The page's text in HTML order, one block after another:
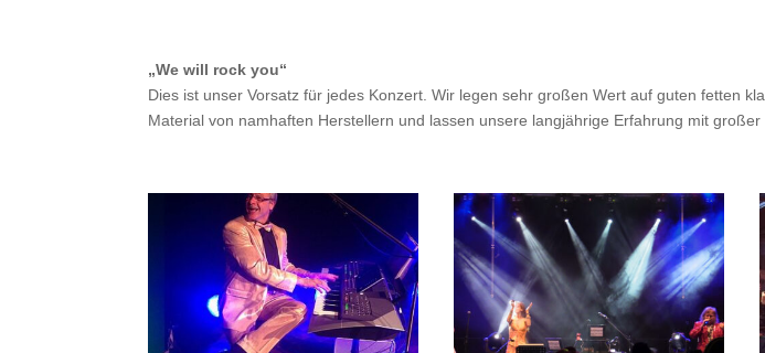
„We will rock you“
Dies ist unser Vorsatz für jedes Konzert. Wir legen sehr großen Wert auf guten fetten
Material von namhaften Herstellern und lassen unsere langjährige Erfahrung mit